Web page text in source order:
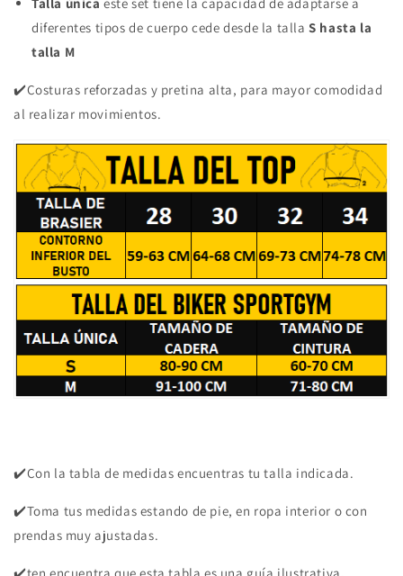
diferentes tipos de cuerpo cede desde la tallaS hasta la
talla M
✔️Costuras reforzadas y pretina alta, para mayor comodidad
al realizar movimientos.
✔️Con la tabla de medidas encuentras tu talla indicada.
✔️Toma tus medidas estando de pie, en ropa interior o con
prendas muy ajustadas.